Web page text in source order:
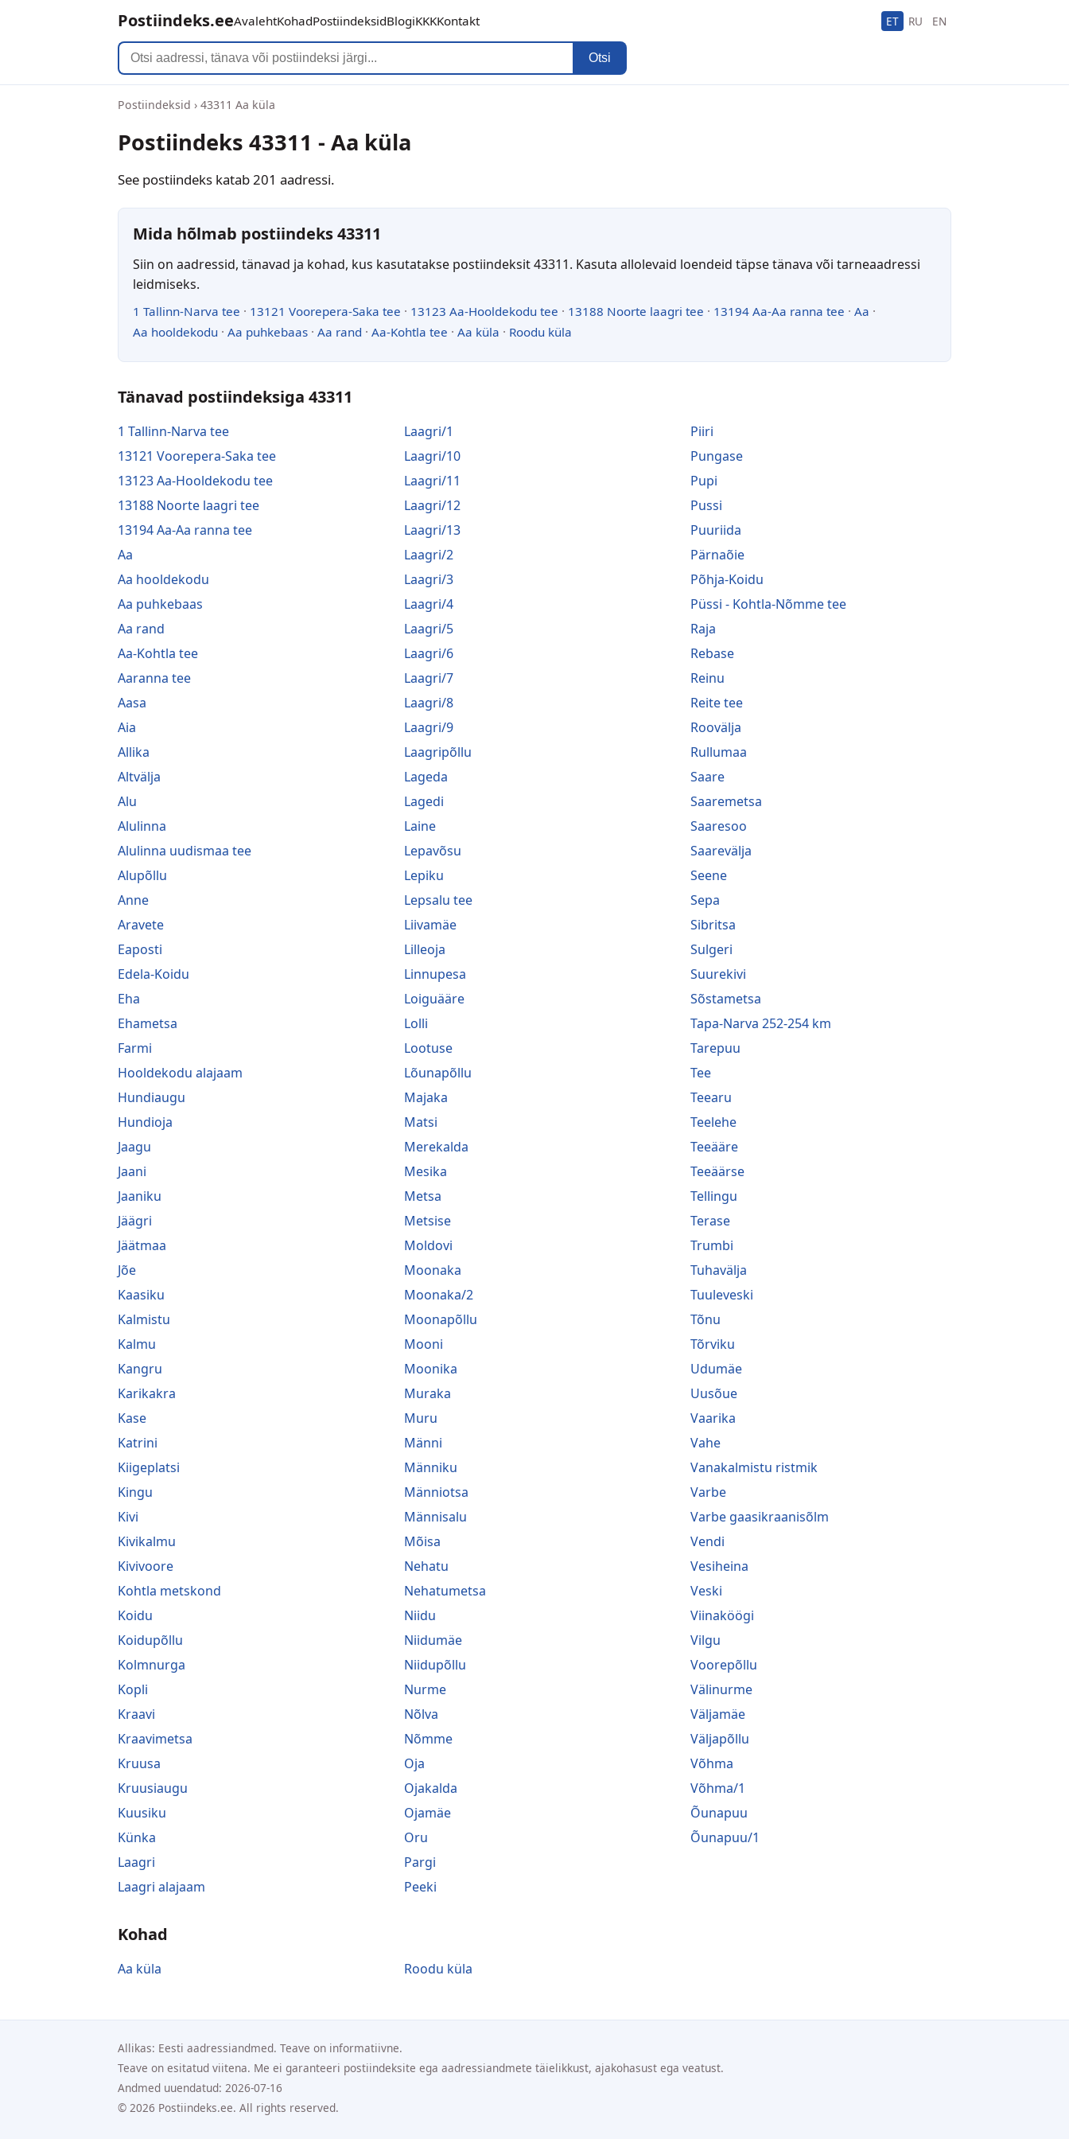
Postiindeks.eeAvalehtKohadPostiindeksidBlogiKKKKontakt ET RU EN
Otsi
Postiindeksid › 43311 Aa küla
Postiindeks 43311 - Aa küla
See postiindeks katab 201 aadressi.
Mida hõlmab postiindeks 43311
Siin on aadressid, tänavad ja kohad, kus kasutatakse postiindeksit 43311. Kasuta allolevaid loendeid täpse tänava või tarneaadressi
leidmiseks.
1 Tallinn-Narva tee · 13121 Voorepera-Saka tee · 13123 Aa-Hooldekodu tee · 13188 Noorte laagri tee · 13194 Aa-Aa ranna tee · Aa ·
Aa hooldekodu · Aa puhkebaas · Aa rand · Aa-Kohtla tee · Aa küla · Roodu küla
Tänavad postiindeksiga 43311
1 Tallinn-Narva tee
13121 Voorepera-Saka tee
13123 Aa-Hooldekodu tee
13188 Noorte laagri tee
13194 Aa-Aa ranna tee
Aa
Aa hooldekodu
Aa puhkebaas
Aa rand
Aa-Kohtla tee
Aaranna tee
Aasa
Aia
Allika
Altvälja
Alu
Alulinna
Alulinna uudismaa tee
Alupõllu
Anne
Aravete
Eaposti
Edela-Koidu
Eha
Ehametsa
Farmi
Hooldekodu alajaam
Hundiaugu
Hundioja
Jaagu
Jaani
Jaaniku
Jäägri
Jäätmaa
Jõe
Kaasiku
Kalmistu
Kalmu
Kangru
Karikakra
Kase
Katrini
Kiigeplatsi
Kingu
Kivi
Kivikalmu
Kivivoore
Kohtla metskond
Koidu
Koidupõllu
Kolmnurga
Kopli
Kraavi
Kraavimetsa
Kruusa
Kruusiaugu
Kuusiku
Künka
Laagri
Laagri alajaam
Laagri/1
Laagri/10
Laagri/11
Laagri/12
Laagri/13
Laagri/2
Laagri/3
Laagri/4
Laagri/5
Laagri/6
Laagri/7
Laagri/8
Laagri/9
Laagripõllu
Lageda
Lagedi
Laine
Lepavõsu
Lepiku
Lepsalu tee
Liivamäe
Lilleoja
Linnupesa
Loiguääre
Lolli
Lootuse
Lõunapõllu
Majaka
Matsi
Merekalda
Mesika
Metsa
Metsise
Moldovi
Moonaka
Moonaka/2
Moonapõllu
Mooni
Moonika
Muraka
Muru
Männi
Männiku
Männiotsa
Männisalu
Mõisa
Nehatu
Nehatumetsa
Niidu
Niidumäe
Niidupõllu
Nurme
Nõlva
Nõmme
Oja
Ojakalda
Ojamäe
Oru
Pargi
Peeki
Piiri
Pungase
Pupi
Pussi
Puuriida
Pärnaõie
Põhja-Koidu
Püssi - Kohtla-Nõmme tee
Raja
Rebase
Reinu
Reite tee
Roovälja
Rullumaa
Saare
Saaremetsa
Saaresoo
Saarevälja
Seene
Sepa
Sibritsa
Sulgeri
Suurekivi
Sõstametsa
Tapa-Narva 252-254 km
Tarepuu
Tee
Teearu
Teelehe
Teeääre
Teeäärse
Tellingu
Terase
Trumbi
Tuhavälja
Tuuleveski
Tõnu
Tõrviku
Udumäe
Uusõue
Vaarika
Vahe
Vanakalmistu ristmik
Varbe
Varbe gaasikraanisõlm
Vendi
Vesiheina
Veski
Viinaköögi
Vilgu
Voorepõllu
Välinurme
Väljamäe
Väljapõllu
Võhma
Võhma/1
Õunapuu
Õunapuu/1
Kohad
Aa küla Roodu küla
Allikas: Eesti aadressiandmed. Teave on informatiivne.
Teave on esitatud viitena. Me ei garanteeri postiindeksite ega aadressiandmete täielikkust, ajakohasust ega veatust.
Andmed uuendatud: 2026-07-16
© 2026 Postiindeks.ee. All rights reserved.